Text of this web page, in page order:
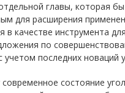
главы, которая
для расширения
в качестве инструмента
по
учетом последних новаций
состояние